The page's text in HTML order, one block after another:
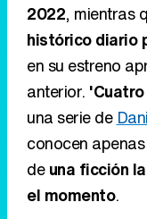
2022, mientras
histórico diario
en su estreno
anterior.
una serie de
conocen
deuna ficción
el momento.